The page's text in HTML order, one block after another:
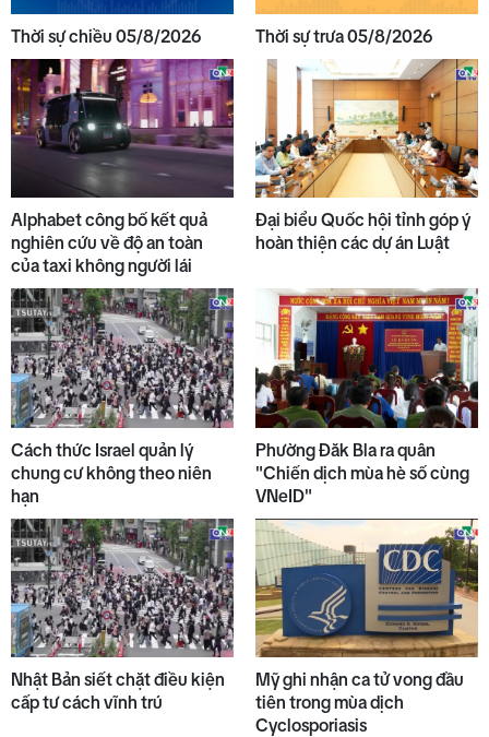
Thời sự chiều 05/8/2026 Thời sự trưa 05/8/2026
Alphabet công bố kết quả
nghiên cứu về độ an toàn
của taxi không người lái
Đại biểu Quốc hội tỉnh góp ý
hoàn thiện các dự án Luật
Cách thức Israel quản lý
chung cư không theo niên
hạn
Phường Đăk Bla ra quân
"Chiến dịch mùa hè số cùng
VNeID"
Nhật Bản siết chặt điều kiện
cấp tư cách vĩnh trú
Mỹ ghi nhận ca tử vong đầu
tiên trong mùa dịch
Cyclosporiasis